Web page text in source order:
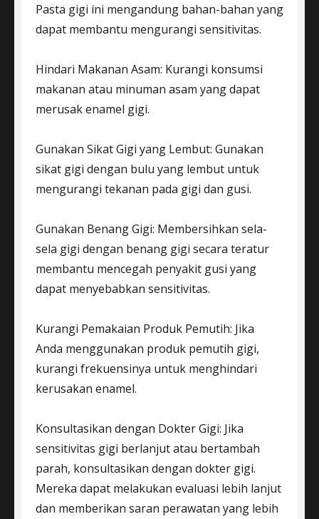
Pasta gigi ini mengandung bahan-bahan yang
dapat membantu mengurangi sensitivitas.
Hindari Makanan Asam: Kurangi konsumsi
makanan atau minuman asam yang dapat
merusak enamel gigi.
Gunakan Sikat Gigi yang Lembut: Gunakan
sikat gigi dengan bulu yang lembut untuk
mengurangi tekanan pada gigi dan gusi.
Gunakan Benang Gigi: Membersihkan sela-
sela gigi dengan benang gigi secara teratur
membantu mencegah penyakit gusi yang
dapat menyebabkan sensitivitas.
Kurangi Pemakaian Produk Pemutih: Jika
Anda menggunakan produk pemutih gigi,
kurangi frekuensinya untuk menghindari
kerusakan enamel.
Konsultasikan dengan Dokter Gigi: Jika
sensitivitas gigi berlanjut atau bertambah
parah, konsultasikan dengan dokter gigi.
Mereka dapat melakukan evaluasi lebih lanjut
dan memberikan saran perawatan yang lebih